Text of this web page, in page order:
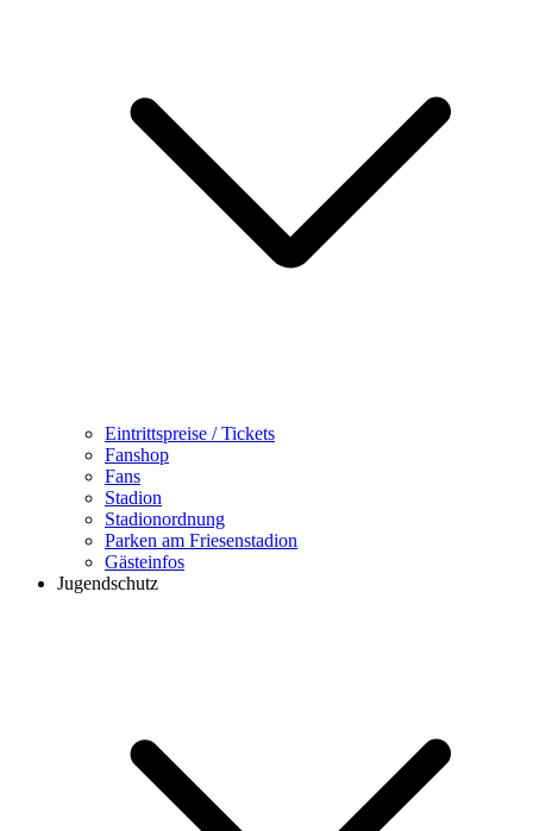
Eintrittspreise / Tickets
Fanshop
Fans
Stadion
Stadionordnung
Parken am Friesenstadion
Gästeinfos
Jugendschutz